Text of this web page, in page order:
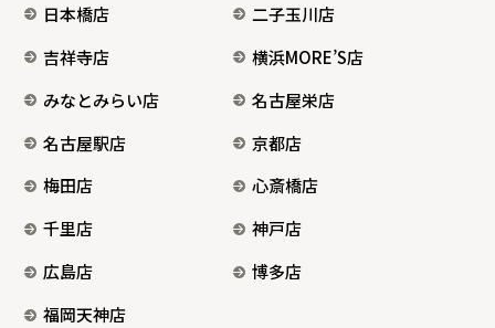
日本橋店
二子玉川店
吉祥寺店
横浜MORE’S店
みなとみらい店
名古屋栄店
名古屋駅店
京都店
梅田店
心斎橋店
千里店
神戸店
広島店
博多店
福岡天神店